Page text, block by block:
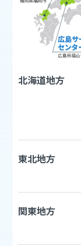
北海道地方
東北地方
関東地方